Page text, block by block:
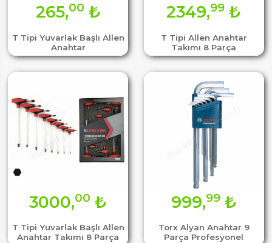
T Tipi Yuvarlak Başlı Allen
Anahtar
265,00 ₺
T Tipi Allen Anahtar
Takımı 8 Parça
2349,99 ₺
T Tipi Yuvarlak Başlı Allen
Anahtar Takımı 8 Parça
3000,00 ₺
Torx Alyan Anahtar 9
Parça Profesyonel
999,99₺